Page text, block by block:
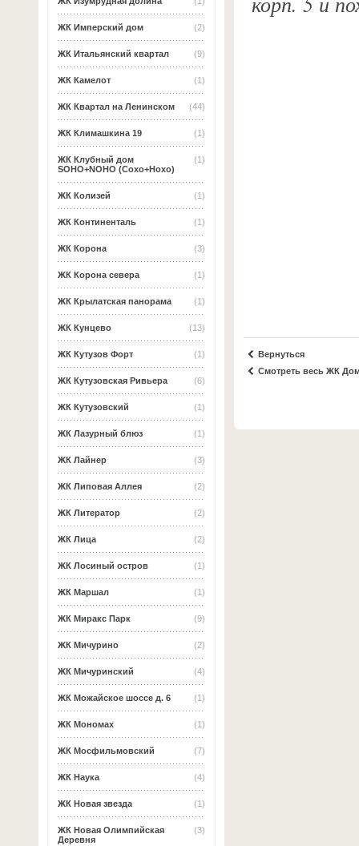
(2)
ЖК Имперский дом
(9)
ЖК Итальянский квартал
(1)
ЖК Камелот
(44)
ЖК Квартал на Ленинском
(1)
ЖК Климашкина 19
(1)
ЖК Клубный дом
SOHO+NOHO (Сохо+Нохо)
(1)
ЖК Колизей
(1)
ЖК Континенталь
(3)
ЖК Корона
(1)
ЖК Корона севера
(1)
ЖК Крылатская панорама
(13)
ЖК Кунцево
(1)
ЖК Кутузов Форт
(6)
ЖК Кутузовская Ривьера
(1)
ЖК Кутузовский
(1)
ЖК Лазурный блюз
(3)
ЖК Лайнер
(2)
ЖК Липовая Аллея
(2)
ЖК Литератор
(2)
ЖК Лица
(1)
ЖК Лосиный остров
(1)
ЖК Маршал
(9)
ЖК Миракс Парк
(2)
ЖК Мичурино
(4)
ЖК Мичуринский
(1)
ЖК Можайское шоссе д. 6
(1)
ЖК Мономах
(7)
ЖК Мосфильмовский
(4)
ЖК Наука
(1)
ЖК Новая звезда
(3)
ЖК Новая Олимпийская
Деревня
Вернуться
Смотреть весь ЖК